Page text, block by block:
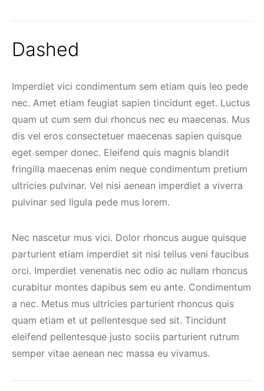
Dashed
Imperdiet vici condimentum sem etiam quis leo pede
nec. Amet etiam feugiat sapien tincidunt eget. Luctus
quam ut cum sem dui rhoncus nec eu maecenas. Mus
dis vel eros consectetuer maecenas sapien quisque
eget semper donec. Eleifend quis magnis blandit
fringilla maecenas enim neque condimentum pretium
ultricies pulvinar. Vel nisi aenean imperdiet a viverra
pulvinar sed ligula pede mus lorem.
Nec nascetur mus vici. Dolor rhoncus augue quisque
parturient etiam imperdiet sit nisi tellus veni faucibus
orci. Imperdiet venenatis nec odio ac nullam rhoncus
curabitur montes dapibus sem eu ante. Condimentum
a nec. Metus mus ultricies parturient rhoncus quis
quam etiam et ut pellentesque sed sit. Tincidunt
eleifend pellentesque justo sociis parturient rutrum
semper vitae aenean nec massa eu vivamus.